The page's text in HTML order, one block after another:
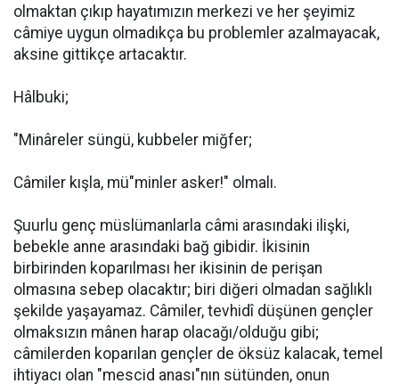
olmaktan çıkıp hayatımızın merkezi ve her şeyimiz
câmiye uygun olmadıkça bu problemler azalmayacak,
aksine gittikçe artacaktır.
Hâlbuki;
"Minâreler süngü, kubbeler miğfer;
Câmiler kışla, mü"minler asker!" olmalı.
Şuurlu genç müslümanlarla câmi arasındaki ilişki,
bebekle anne arasındaki bağ gibidir. İkisinin
birbirinden koparılması her ikisinin de perişan
olmasına sebep olacaktır; biri diğeri olmadan sağlıklı
şekilde yaşayamaz. Câmiler, tevhidî düşünen gençler
olmaksızın mânen harap olacağı/olduğu gibi;
câmilerden koparılan gençler de öksüz kalacak, temel
ihtiyacı olan "mescid anası"nın sütünden, onun